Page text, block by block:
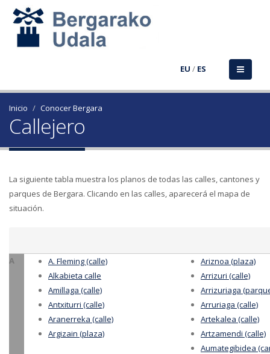
EU / ES
Inicio Conocer Bergara
Callejero
La siguiente tabla muestra los planos de todas las calles, cantones y
parques de Bergara. Clicando en las calles, aparecerá el mapa de
situación.
A
A. Fleming (calle)
Alkabieta calle
Amillaga (calle)
Antxiturri (calle)
Aranerreka (calle)
Argizain (plaza)
Ariznoa (plaza)
Arrizuri (calle)
Arrizuriaga
Arruriaga (calle)
Artekalea (calle)
Artzamendi (calle)
Aumategibidea